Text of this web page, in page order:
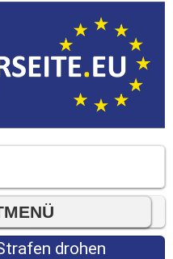
drohen